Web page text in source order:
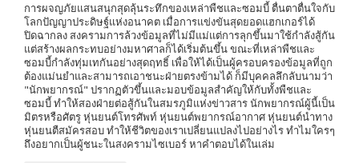
การผจญภัยแสนสนุกสุดลุ้นระทึกของเหล่าพืชและซอมบี้ ตื่นตาตื่นใจกับ
โลกปัญญาประดิษฐ์แห่งอนาคต เมื่อการแข่งขันสุดยอดแฮกเกอร์ได้
ปิดฉากลง สงครามการล้วงข้อมูลที่ไม่มีแม่แต่การลุกขึ้นมาใช้กำลังสู้กัน
แต่สร้างผลกระทบอย่างมหาศาลก็ได้เริ่มต้นขึ้น ขณะที่เหล่าพืชและ
ซอมบี้กำลังทุ่มเทกันอย่างสุดฤทธิ์ เพื่อให้ได้เป็นผู้ครอบครองข้อมูลที่ถูก
ต้องแม่นยำและสามารถเอาชนะฝ่ายตรงข้ามได้ ก็มีบุคคลลึกลับนามว่า
"นักพยากรณ์" ปรากฏตัวขึ้นและมอบข้อมูลสำคัญให้กับทั้งพืชและ
ซอมบี้ ทำให้สองฝ่ายต่อสู้กันในสมรภูมิแห่งข่าวสาร นักพยากรณ์ผู้นี้เป็น
มิตรหรือศัตรู หุ่นยนต์โทรศัพท์ หุ่นยนต์พยากรณ์อากาศ หุ่นยนต์นำทาง
หุ่นยนตืสมัครสอบ ทำให้ชีวิตของเราเปลี่ยนแปลงไปอย่างไร ทำไมใครๆ
ถึงอยากเป็นผู้ชนะในสงครามไซเบอร์ หาคำตอบได้ในเล่ม